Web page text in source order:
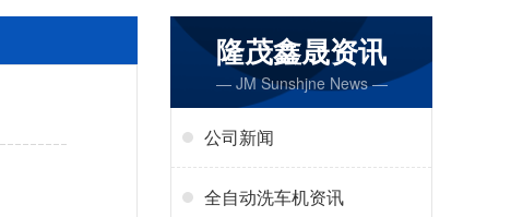
隆茂鑫晟资讯
— JM Sunshjne News —
公司新闻
全自动洗车机资讯